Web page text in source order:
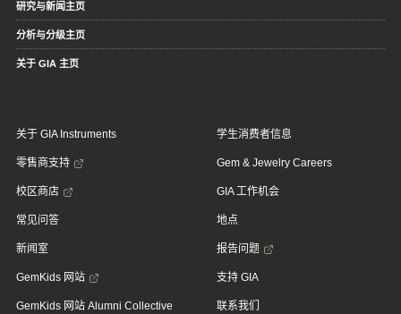
研究与新闻主页
分析与分级主页
关于 GIA 主页
关于 GIA Instruments
零售商支持
校区商店
常见问答
新闻室
GemKids 网站
GemKids 网站 Alumni Collective
学生消费者信息
Gem & Jewelry Careers
GIA 工作机会
地点
报告问题
支持 GIA
联系我们